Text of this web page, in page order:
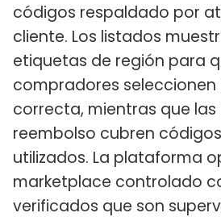
códigos respaldado por
cliente. Los listados
etiquetas de región para
compradores seleccionen
correcta, mientras que
reembolso cubren
utilizados. La plataforma
marketplace controlado
verificados que son